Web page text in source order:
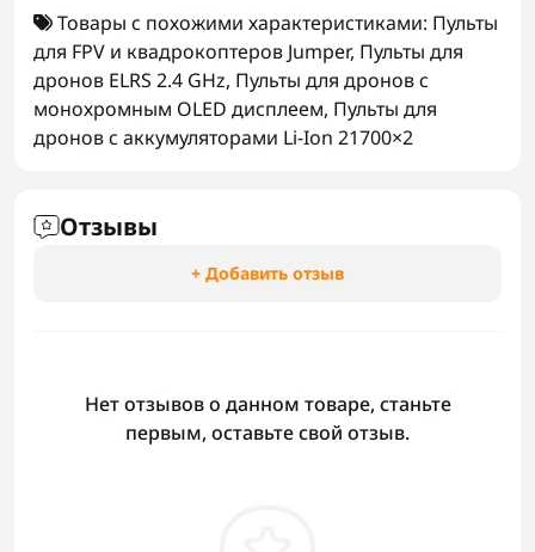
Товары с похожими характеристиками: Пульты
для FPV и квадрокоптеров Jumper, Пульты для
дронов ELRS 2.4 GHz, Пульты для дронов с
монохромным OLED дисплеем, Пульты для
дронов с аккумуляторами Li-Ion 21700×2
Отзывы
+ Добавить отзыв
Нет отзывов о данном товаре, станьте
первым, оставьте свой отзыв.